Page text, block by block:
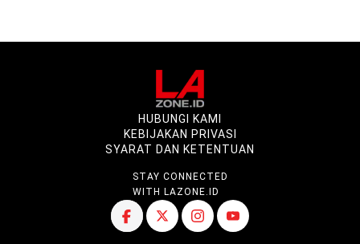
HUBUNGI KAMI
KEBIJAKAN PRIVASI
SYARAT DAN KETENTUAN
STAY CONNECTED
WITH LAZONE.ID